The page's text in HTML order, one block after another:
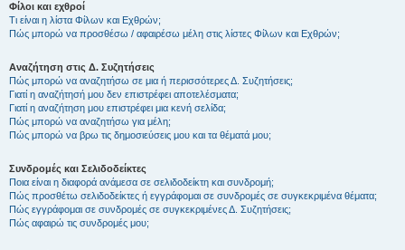
Φίλοι και εχθροί
Τι είναι η λίστα Φίλων και Εχθρών;
Πώς μπορώ να προσθέσω / αφαιρέσω μέλη στις λίστες Φίλων και Εχθρών;
Αναζήτηση στις Δ. Συζητήσεις
Πώς μπορώ να αναζητήσω σε μια ή περισσότερες Δ. Συζητήσεις;
Γιατί η αναζήτησή μου δεν επιστρέφει αποτελέσματα;
Γιατί η αναζήτηση μου επιστρέφει μια κενή σελίδα;
Πώς μπορώ να αναζητήσω για μέλη;
Πώς μπορώ να βρω τις δημοσιεύσεις μου και τα θέματά μου;
Συνδρομές και Σελιδοδείκτες
Ποια είναι η διαφορά ανάμεσα σε σελιδοδείκτη και συνδρομή;
Πώς προσθέτω σελιδοδείκτες ή εγγράφομαι σε συνδρομές σε συγκεκριμένα θέματα;
Πώς εγγράφομαι σε συνδρομές σε συγκεκριμένες Δ. Συζητήσεις;
Πώς αφαιρώ τις συνδρομές μου;